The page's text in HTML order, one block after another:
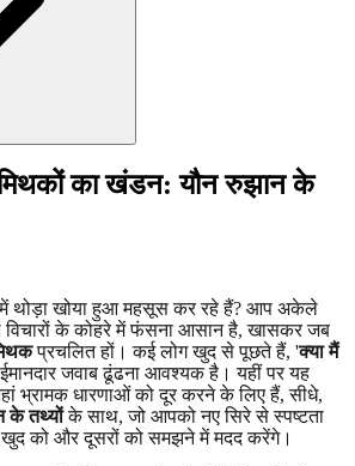
का खंडन: यौन रुझान के
थोड़ा खोया हुआ महसूस कर रहे हैं? आप अकेले
विचारों के कोहरे में फंसना आसान है, खासकर जब
प्रचलित हों। कई लोग खुद से पूछते हैं, 'क्या मैं
जवाब ढूंढना आवश्यक है। यहीं पर यह
भ्रामक धारणाओं को दूर करने के लिए हैं, सीधे,
के तथ्योंके साथ, जो आपको नए सिरे से स्पष्टता
को और दूसरों को समझने में मदद करेंगे।